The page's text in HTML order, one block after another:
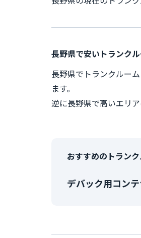
長野県で安いトランク
長野県でトランクルー
ます。
逆に長野県で高いエリア
おすすめのトラン
デバック用コン